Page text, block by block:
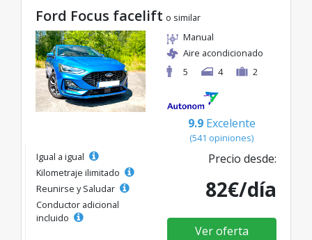
Ford Focus facelift o similar
Manual
Aire acondicionado
5
4 2
9.9 Excelente
(541 opiniones)
Igual a igual
Kilometraje ilimitado
Reunirse y Saludar
Conductor adicional
incluido
Precio desde:
82€/día
Ver oferta